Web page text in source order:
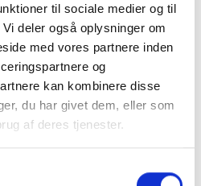
til sociale medier og til
deler også oplysninger om
med vores partnere inden
og
kan kombinere disse
du har givet dem, eller som
af deres tjenester.
ofte ikke fuldt ud beskytte din
trin, der bør overvejes for at
skal facaden rengøres
alger og andre forurenende
kan trænge dybt
og før imprægnering kan